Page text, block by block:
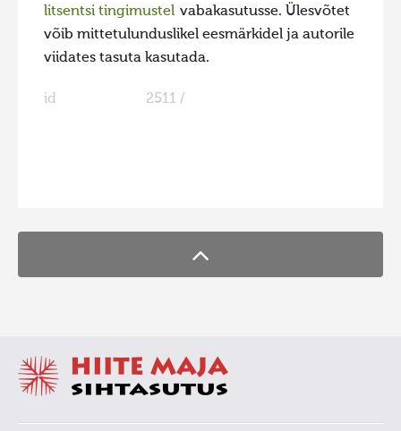
litsentsi tingimustel vabakasutusse. Ülesvõtet
võib mittetulunduslikel eesmärkidel ja autorile
viidates tasuta kasutada.
id 2511 /